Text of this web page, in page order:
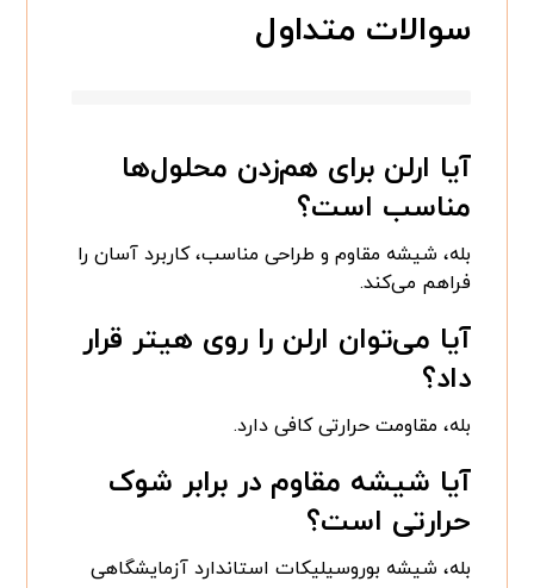
سوالات متداول
آیا ارلن برای هم‌زدن محلول‌ها
مناسب است؟
بله، شیشه مقاوم و طراحی مناسب، کاربرد آسان را
فراهم می‌کند.
آیا می‌توان ارلن را روی هیتر قرار
داد؟
بله، مقاومت حرارتی کافی دارد.
آیا شیشه مقاوم در برابر شوک
حرارتی است؟
بله، شیشه بوروسیلیکات استاندارد آزمایشگاهی